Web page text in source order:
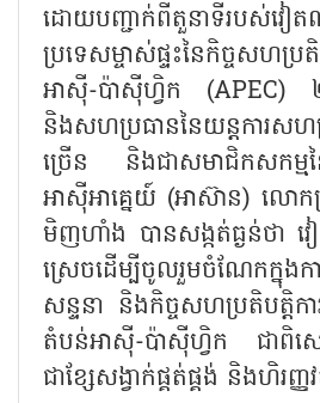
ដោយបញ្ជាក់ពីតួនាទីរបស់វៀត
ប្រទេសម្ចាស់ផ្ទះនៃកិច្ចសហប្រតិ
អាស៊ី-ប៉ាស៊ីហ្វិក (APEC)
និងសហប្រធាននៃយន្តការសហប្
ច្រើន និងជាសមាជិកសកម្មន
អាស៊ីអាគ្នេយ៍ (អាស៊ាន) លោកស្
មិញហាំង បានសង្កត់ធ្ងន់ថា វ
ស្រេចដើម្បីចូលរួមចំណែកក្នុងក
សន្ទនា និងកិច្ចសហប្រតិបត្តិការ
តំបន់អាស៊ី-ប៉ាស៊ីហ្វិក ជាពិស
ជាខ្សែសង្វាក់ផ្គត់ផ្គង់ និងហិរញ្ញ